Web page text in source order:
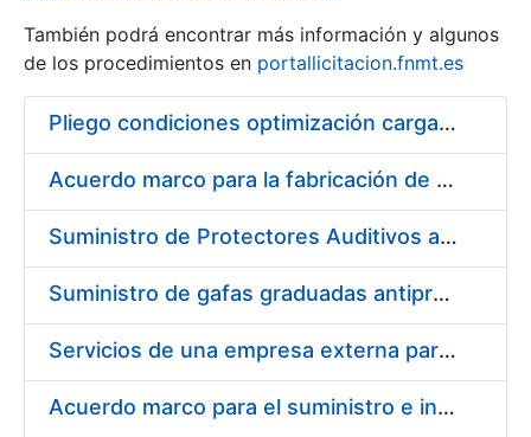
Erakutsi/Ezkutatu
También podrá encontrar más información y algunos
de los procedimientos en portallicitacion.fnmt.es
Pliego condiciones optimización cargas compras firmado
Acuerdo marco para la fabricación de piezas
Suministro de Protectores Auditivos a medida para las personas trabajadoras de los Centros de Trabajo de Madrid y Burgos
Suministro de gafas graduadas antiproyecciones para los trabajadores de la FNMT-RCM en los centros de trabajo de Madrid y Burgos
Servicios de una empresa externa para el asesoramiento y resolución de los recursos de alzada que se presentan relacionados con procesos de selección para la FNMT-RCM
Acuerdo marco para el suministro e instalación de persianas, estores y otros complementos